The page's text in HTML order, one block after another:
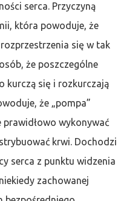
serca. Przyczyną
która powoduje, że
się w tak
że poszczególne
kurczą się i rozkurczają
że „pompa”
wykonywać
krwi. Dochodzi
serca z punktu widzenia
zachowanej